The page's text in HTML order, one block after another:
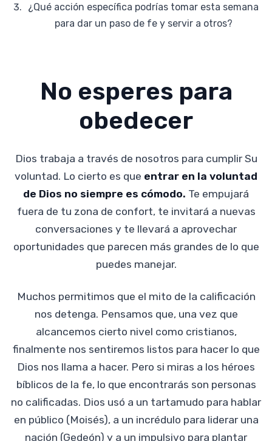
¿Qué acción específica podrías tomar esta semana
para dar un paso de fe y servir a otros?
No esperes para
obedecer
Dios trabaja a través de nosotros para cumplir Su
voluntad. Lo cierto es que entrar en la voluntad
de Dios no siempre es cómodo. Te empujará
fuera de tu zona de confort, te invitará a nuevas
conversaciones y te llevará a aprovechar
oportunidades que parecen más grandes de lo que
puedes manejar.
Muchos permitimos que el mito de la calificación
nos detenga. Pensamos que, una vez que
alcancemos cierto nivel como cristianos,
finalmente nos sentiremos listos para hacer lo que
Dios nos llama a hacer. Pero si miras a los héroes
bíblicos de la fe, lo que encontrarás son personas
no calificadas. Dios usó a un tartamudo para hablar
en público (Moisés), a un incrédulo para liderar una
nación (Gedeón) y a un impulsivo para plantar